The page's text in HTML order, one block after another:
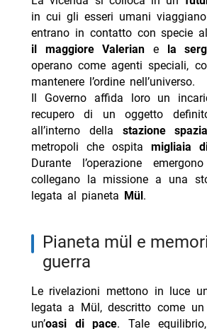
in cui gli esseri umani
entrano in contatto con specie
il maggiore Valerian e la
operano come agenti speciali,
mantenere l’ordine nell’universo.
Il Governo affida loro un
recupero di un oggetto
all’interno della stazione
metropoli che ospita migliaia
Durante l’operazione
collegano la missione a una
legata al pianeta Mül.
pianeta mül e memoria di una
guerra
Le rivelazioni mettono in luce
legata a Mül, descritto come
un’oasi di pace. Tale